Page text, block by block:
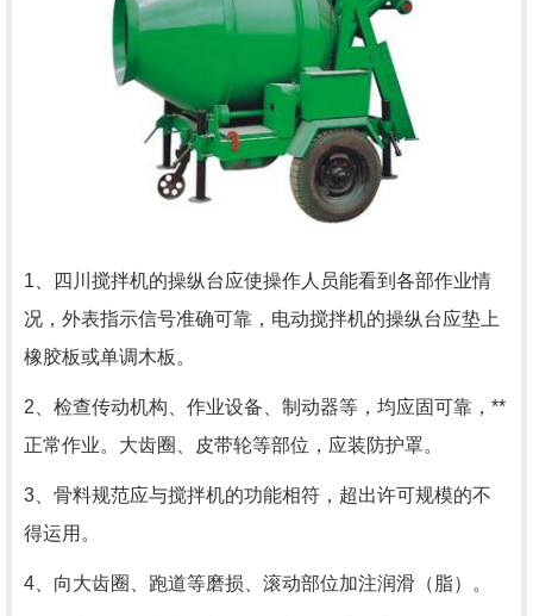
1、四川搅拌机的操纵台应使操作人员能看到各部作业情
况，外表指示信号准确可靠，电动搅拌机的操纵台应垫上
橡胶板或单调木板。
2、检查传动机构、作业设备、制动器等，均应固可靠，**
正常作业。大齿圈、皮带轮等部位，应装防护罩。
3、骨料规范应与搅拌机的功能相符，超出许可规模的不
得运用。
4、向大齿圈、跑道等磨损、滚动部位加注润滑（脂）。